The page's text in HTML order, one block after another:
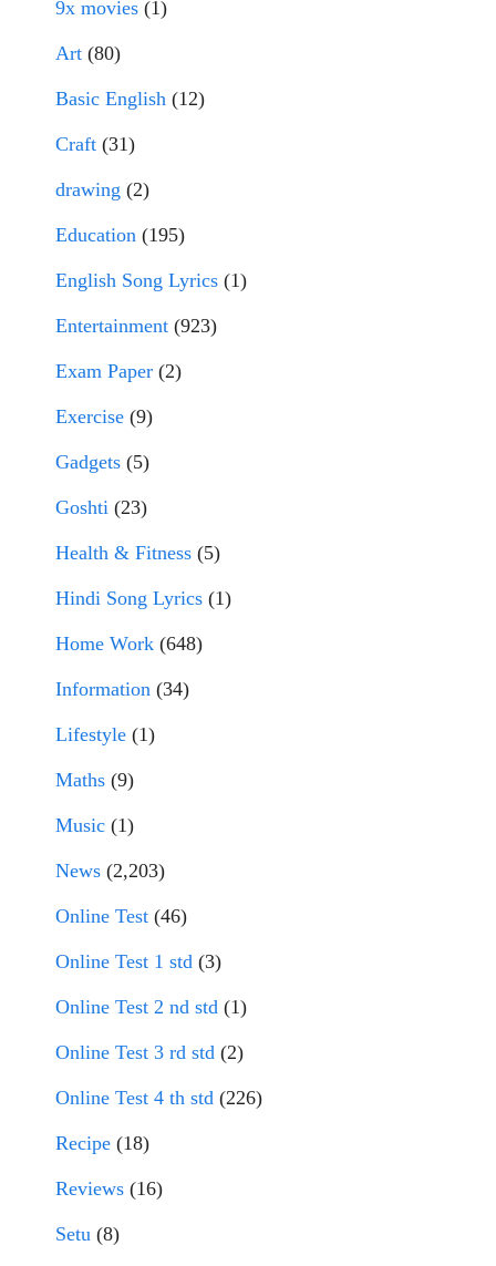
9x movies (1)
Art (80)
Basic English (12)
Craft (31)
drawing (2)
Education (195)
English Song Lyrics (1)
Entertainment (923)
Exam Paper (2)
Exercise (9)
Gadgets (5)
Goshti (23)
Health & Fitness (5)
Hindi Song Lyrics (1)
Home Work (648)
Information (34)
Lifestyle (1)
Maths (9)
Music (1)
News (2,203)
Online Test (46)
Online Test 1 std (3)
Online Test 2 nd std (1)
Online Test 3 rd std (2)
Online Test 4 th std (226)
Recipe (18)
Reviews (16)
Setu (8)